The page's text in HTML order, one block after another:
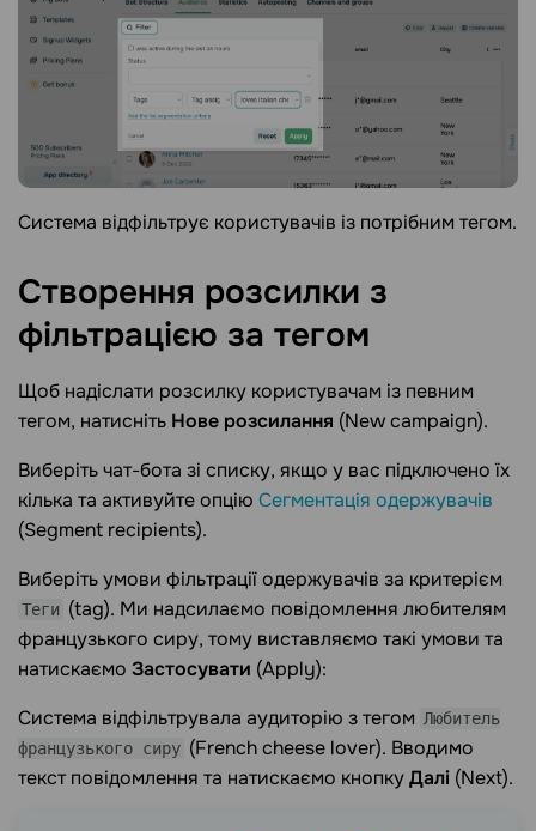
Система відфільтрує користувачів із потрібним тегом.
Створення розсилки з
фільтрацією за тегом
Щоб надіслати розсилку користувачам із певним
тегом, натисніть Нове розсилання (New campaign).
Виберіть чат-бота зі списку, якщо у вас підключено їх
кілька та активуйте опцію Сегментація одержувачів
(Segment recipients).
Виберіть умови фільтрації одержувачів за критерієм
Теги (tag). Ми надсилаємо повідомлення любителям
французького сиру, тому виставляємо такі умови та
натискаємо Застосувати (Apply):
Система відфільтрувала аудиторію з тегом Любитель
французького сиру (French cheese lover). Вводимо
текст повідомлення та натискаємо кнопкуДалі (Next).